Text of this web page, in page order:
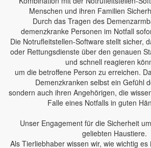
Menschen und ihren Familien
Durch das Tragen des
demenzkranke Personen im Notfall
Die Notrufleitstellen-Software stellt sicher,
oder Rettungsdienste über den genauen
und schnell reagieren
um die betroffene Person zu erreichen.
Demenzkranken selbst ein Gefühl
sondern auch ihren Angehörigen, die
Falle eines Notfalls in guten
Unser Engagement für die Sicherheit
geliebten Haustiere.
Als Tierliebhaber wissen wir, wie wichtig